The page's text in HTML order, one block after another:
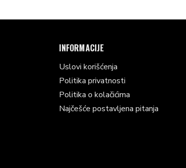
INFORMACIJE
Uslovi korišćenja
Politika privatnosti
Politika o kolačićima
Najčešće postavljena pitanja